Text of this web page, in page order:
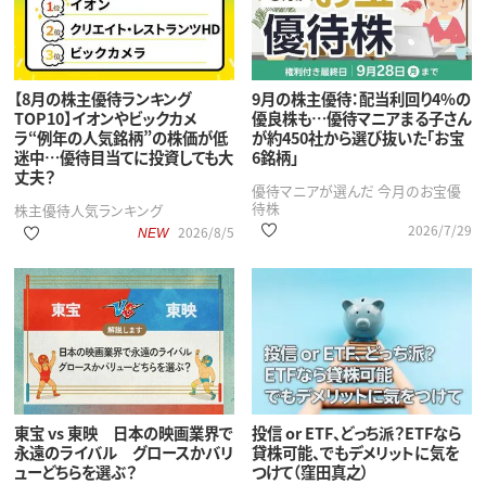
【8月の株主優待ランキング
TOP10】イオンやビックカメ
ラ“例年の人気銘柄”の株価が低
迷中…優待目当てに投資しても大
丈夫？
株主優待人気ランキング
NEW 2026/8/5
9月の株主優待：配当利回り4%の
優良株も…優待マニアまる子さん
が約450社から選び抜いた「お宝
6銘柄」
優待マニアが選んだ 今月のお宝優
待株
2026/7/29
東宝 vs 東映 日本の映画業界で
永遠のライバル グロースかバリ
ューどちらを選ぶ？
投信 or ETF、どっち派？ETFなら
貸株可能、でもデメリットに気を
つけて（窪田真之）